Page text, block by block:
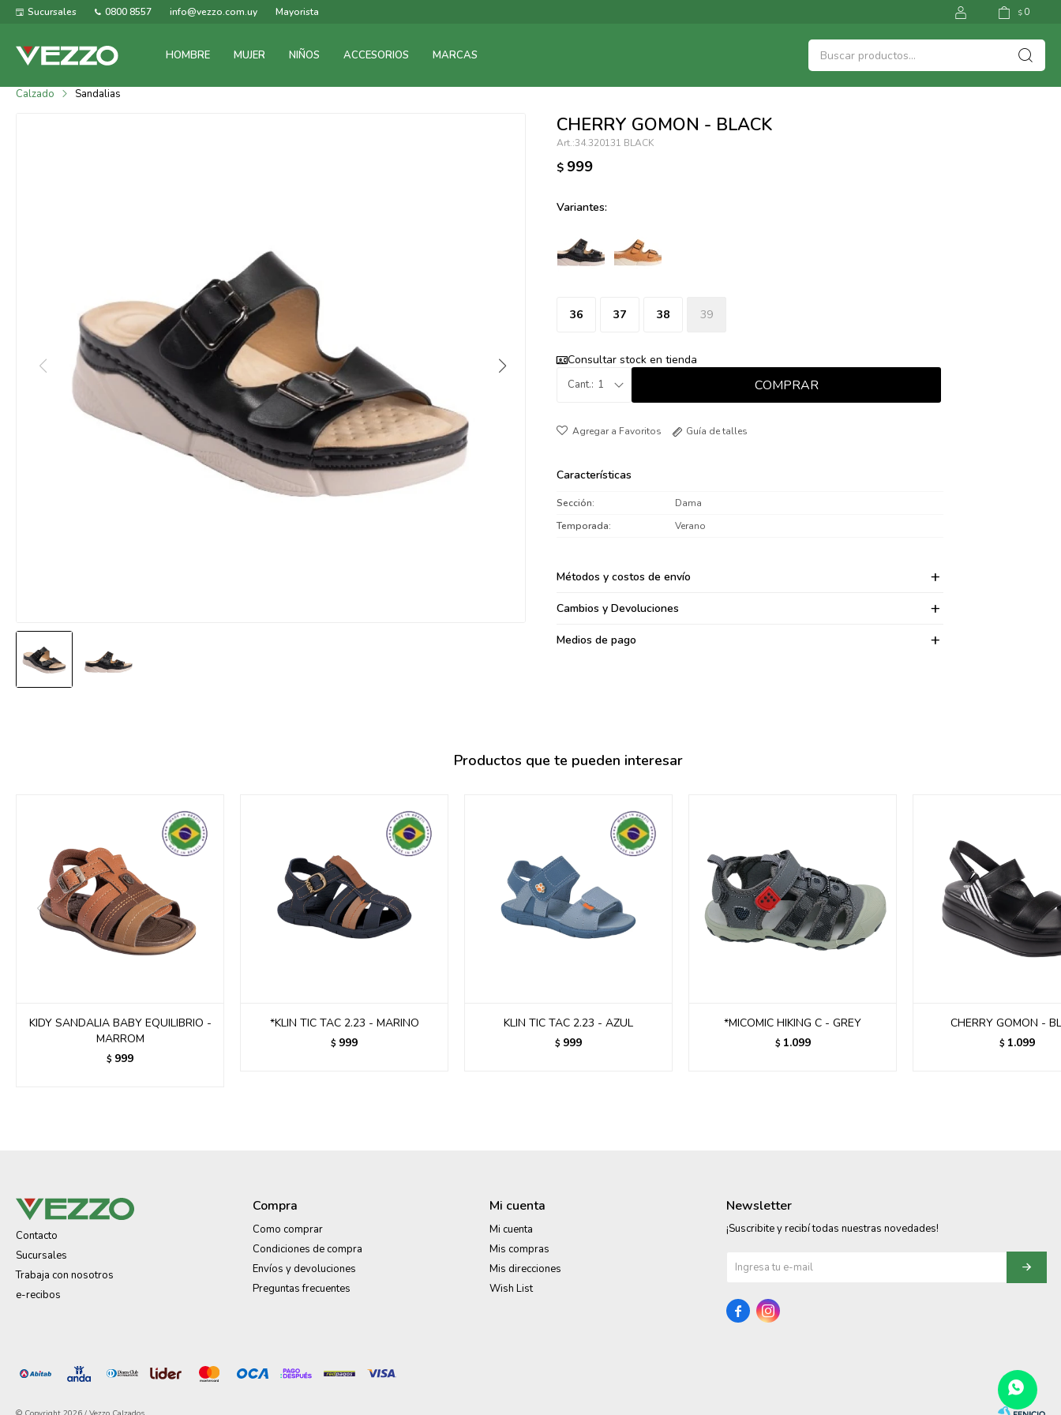
HOMBRE MUJER NIÑOS ACCESORIOS MARCAS
$ 0
Sucursales 0800 8557 info@vezzo.com.uy Mayorista
Calzado Sandalias
CHERRY GOMON - BLACK
34.320131 BLACK
$ 999
Variantes:
36 37 38 39
Consultar stock en tienda
1 COMPRAR
Guía de talles
Características
Sección
Dama
Temporada
Verano
Métodos y costos de envío
Cambios y Devoluciones
Medios de pago
Productos que te pueden interesar
KIDY SANDALIA BABY EQUILIBRIO -
MARROM
$ 999
*KLIN TIC TAC 2.23 - MARINO
$ 999
KLIN TIC TAC 2.23 - AZUL
$ 999
*MICOMIC HIKING C - GREY
$ 1.099
CHERRY GOMON -
$ 1.099
095900365
095305135
095101429
095277079
097538242
095900371
095900382
094499894
095900369
095101509
095660015
095900383
095900383
095900354
Contacto
Sucursales
Trabaja con nosotros
e-recibos
Compra
Como comprar
Condiciones de compra
Envíos y devoluciones
Preguntas frecuentes
Mi cuenta
Mi cuenta
Mis compras
Mis direcciones
Wish List
Newsletter
¡Suscribite y recibí todas nuestras novedades!
 